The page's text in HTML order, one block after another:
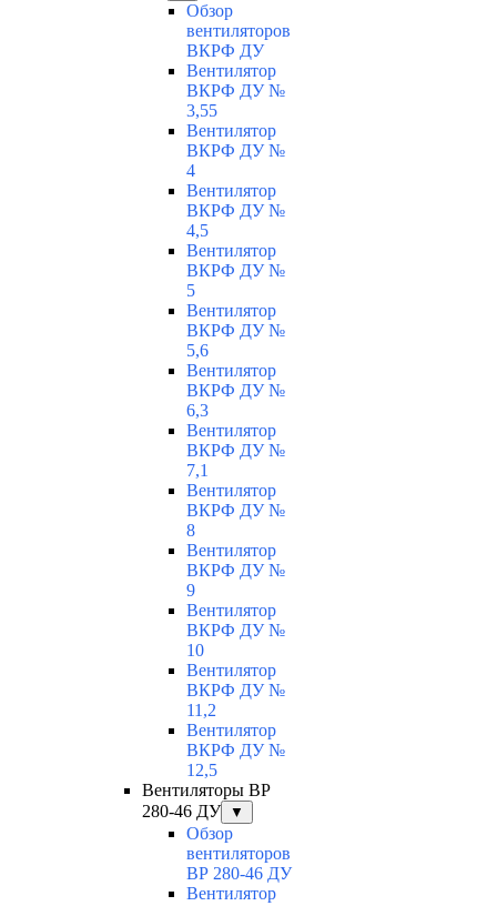
Обзор
вентиляторов
ВКРФ ДУ
Вентилятор
ВКРФ ДУ №
3,55
Вентилятор
ВКРФ ДУ №
4
Вентилятор
ВКРФ ДУ №
4,5
Вентилятор
ВКРФ ДУ №
5
Вентилятор
ВКРФ ДУ №
5,6
Вентилятор
ВКРФ ДУ №
6,3
Вентилятор
ВКРФ ДУ №
7,1
Вентилятор
ВКРФ ДУ №
8
Вентилятор
ВКРФ ДУ №
9
Вентилятор
ВКРФ ДУ №
10
Вентилятор
ВКРФ ДУ №
11,2
Вентилятор
ВКРФ ДУ №
12,5
Вентиляторы ВР
280-46 ДУ
▼
Обзор
вентиляторов
ВР 280-46 ДУ
Вентилятор